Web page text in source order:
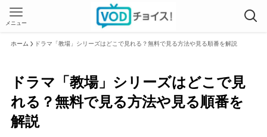
メニュー
ホーム ドラマ「教場」シリーズはどこで見れる？無料で見る方法や見る順番を解説
ドラマ「教場」シリーズはどこで見
れる？無料で見る方法や見る順番を
解説